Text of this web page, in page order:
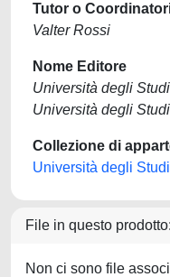
Tutor o
Valter Rossi
Nome Editore
Università degli
Università degli
Collezione di
Università degli
File in questo prodotto:
Non ci sono file